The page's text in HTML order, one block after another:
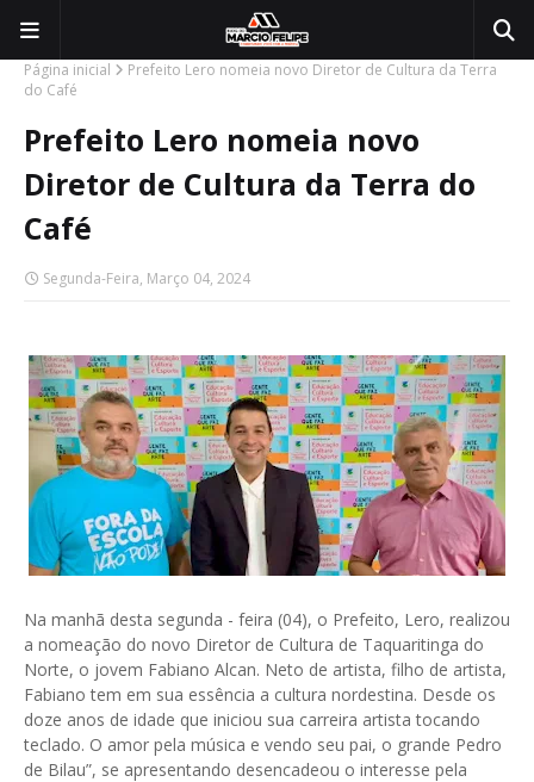
Página inicial
Prefeito Lero nomeia novo Diretor de Cultura da Terra
do Café
Prefeito Lero nomeia novo
Diretor de Cultura da Terra do
Café
Segunda-Feira, Março 04, 2024
Na manhã desta segunda - feira (04), o Prefeito, Lero, realizou
a nomeação do novo Diretor de Cultura de Taquaritinga do
Norte, o jovem Fabiano Alcan. Neto de artista, filho de artista,
Fabiano tem em sua essência a cultura nordestina. Desde os
doze anos de idade que iniciou sua carreira artista tocando
teclado. O amor pela música e vendo seu pai, o grande Pedro
de Bilau”, se apresentando desencadeou o interesse pela